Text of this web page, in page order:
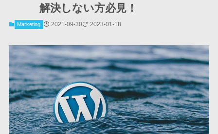
解決しない方必見！
Marketing 2021-09-30 2023-01-18